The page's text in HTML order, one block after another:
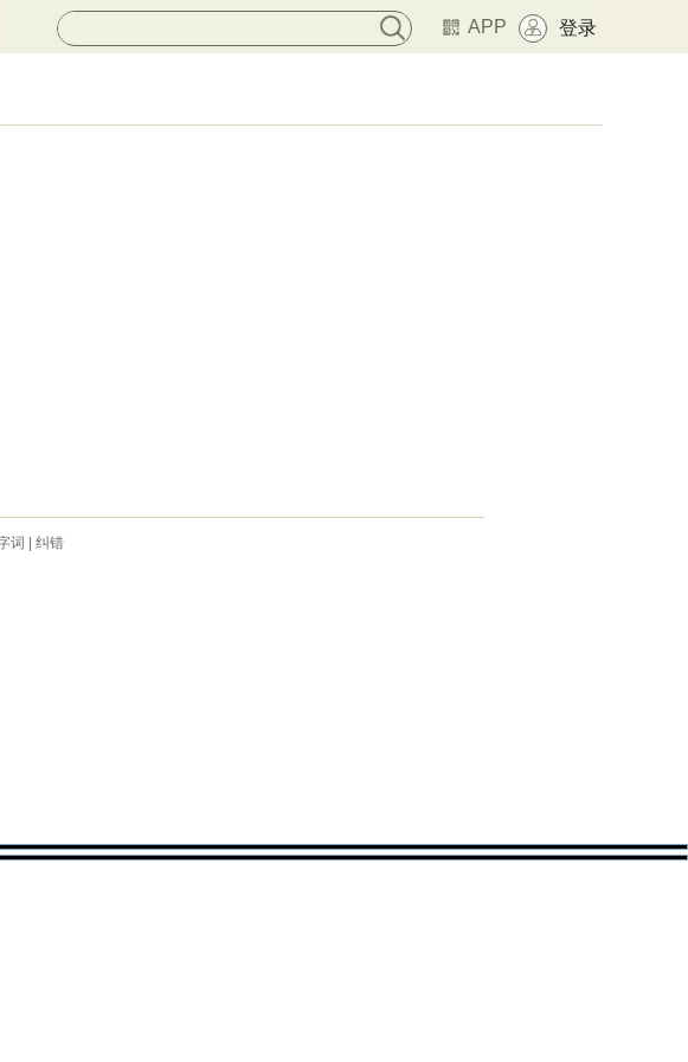
APP 登录
词 纠错